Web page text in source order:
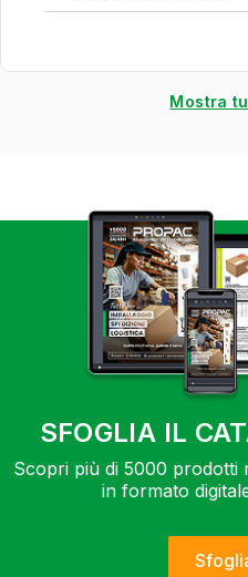
Mostra
SFOGLIA IL
Scopri più di 5000
in formato